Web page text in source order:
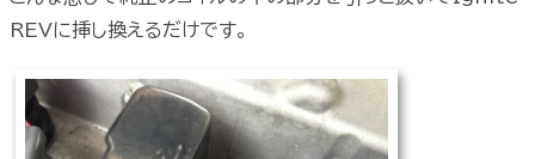
REVに挿し換えるだけです。